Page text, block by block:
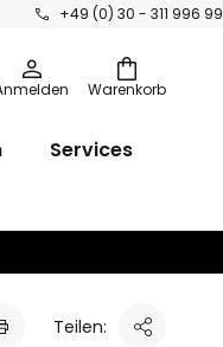
+49 (0) 30 - 311 996 99
Warenkorb
Services
Teilen: